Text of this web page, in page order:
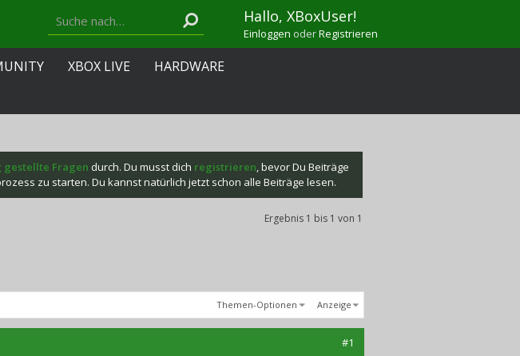
Hallo, XBoxUser!
Einloggen oderRegistrieren
XBOX LIVE HARDWARE
gestellte Fragen durch. Du musst dich registrieren, bevor Du Beiträge
zu starten. Du kannst natürlich jetzt schon alle Beiträge lesen.
Ergebnis 1 bis 1 von 1
Themen-Optionen Anzeige
#1